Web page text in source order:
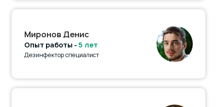
Миронов Денис
Опыт работы - 5 лет
Дезинфектор специалист